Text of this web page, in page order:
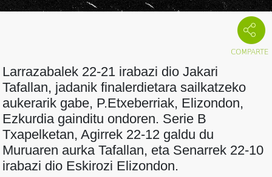
Larrazabalek 22-21 irabazi dio Jakari
Tafallan, jadanik finalerdietara sailkatzeko
aukerarik gabe, P.Etxeberriak, Elizondon,
Ezkurdia gainditu ondoren. Serie B
Txapelketan, Agirrek 22-12 galdu du
Muruaren aurka Tafallan, eta Senarrek 22-10
irabazi dio Eskirozi Elizondon.